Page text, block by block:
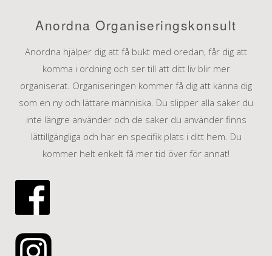
Anordna Organiseringskonsult
Anordna hjälper dig att få bukt med oredan, får dig att
komma i ordning och ser till att ditt liv blir mer
organiserat. Organiseringen kommer få dig att känna dig
som en ny och lättare människa. Du slipper alla saker du
inte längre använder och de saker du använder finns
lättillgängliga och har en specifik plats i ditt hem. Du
kommer helt enkelt få mer tid över för annat!